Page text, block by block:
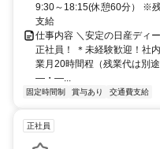
9:30～18:15(休憩60分） ※
支給
仕事内容 ＼安定の日産ディ
正社員！ ＊未経験歓迎！社
業月20時間程（残業代は
―・―...
固定時間制 賞与あり 交通費支給
正社員